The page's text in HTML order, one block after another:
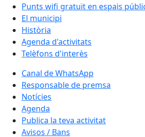
Punts wifi gratuït en espais
El municipi
Història
Agenda d'activitats
Telèfons d'interès
Canal de WhatsApp
Responsable de premsa
Notícies
Agenda
Publica la teva activitat
Avisos / Bans